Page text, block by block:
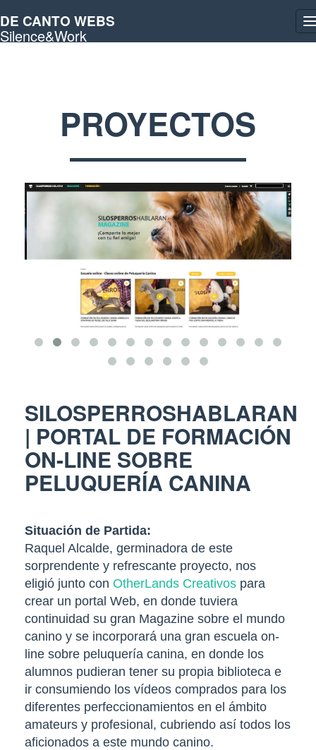
DE CANTO WEBS
Silence&Work
PROYECTOS
SILOSPERROSHABLARAN
| PORTAL DE FORMACIÓN
ON-LINE SOBRE
PELUQUERÍA CANINA
Situación de Partida:
Raquel Alcalde, germinadora de este
sorprendente y refrescante proyecto, nos
eligió junto con OtherLands Creativos para
crear un portal Web, en donde tuviera
continuidad su gran Magazine sobre el mundo
canino y se incorporará una gran escuela on-
line sobre peluquería canina, en donde los
alumnos pudieran tener su propia biblioteca e
ir consumiendo los vídeos comprados para los
diferentes perfeccionamientos en el ámbito
amateurs y profesional, cubriendo así todos los
aficionados a este mundo canino.